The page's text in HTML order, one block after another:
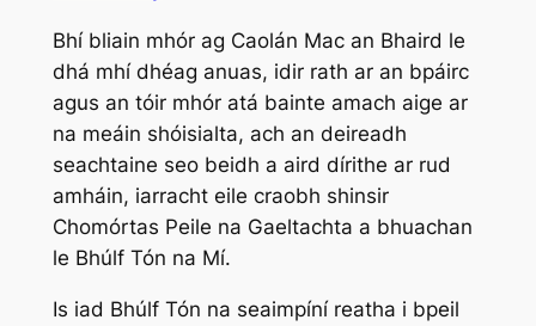
Bhí bliain mhór ag Caolán Mac an Bhaird le
dhá mhí dhéag anuas, idir rath ar an bpáirc
agus an tóir mhór atá bainte amach aige ar
na meáin shóisialta, ach an deireadh
seachtaine seo beidh a aird dírithe ar rud
amháin, iarracht eile craobh shinsir
Chomórtas Peile na Gaeltachta a bhuachan
le Bhúlf Tón na Mí.
Is iad Bhúlf Tón na seaimpíní reatha i bpeil